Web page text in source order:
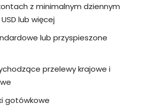
z minimalnym dziennym
lub więcej
lub przyspieszone
przelewy krajowe i
gotówkowe